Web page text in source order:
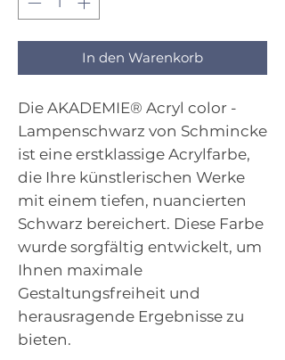
In den Warenkorb
Die AKADEMIE® Acryl color -
Lampenschwarz von Schmincke
ist eine erstklassige Acrylfarbe,
die Ihre künstlerischen Werke
mit einem tiefen, nuancierten
Schwarz bereichert. Diese Farbe
wurde sorgfältig entwickelt, um
Ihnen maximale
Gestaltungsfreiheit und
herausragende Ergebnisse zu
bieten.